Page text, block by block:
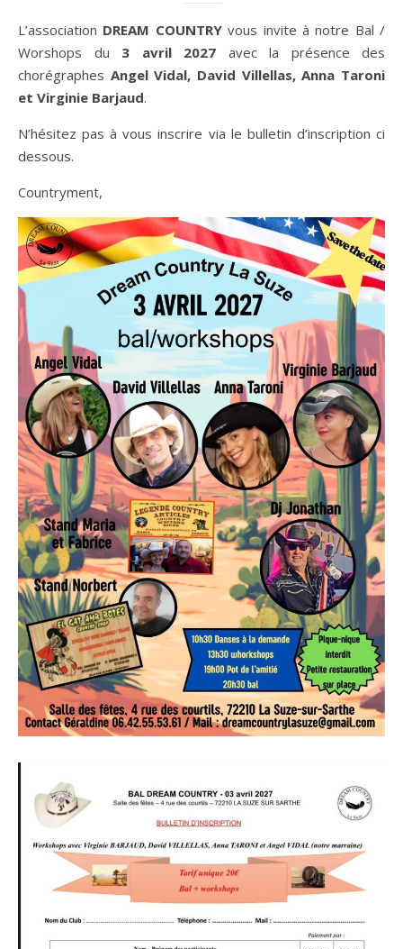
L’association DREAM COUNTRYvous invite à notre Bal /
Worshops du 3 avril 2027 avec la présence des
chorégraphes Angel Vidal, David Villellas, Anna Taroni
et Virginie Barjaud.
N’hésitez pas à vous inscrire via le bulletin d’inscription ci
dessous.
Countryment,